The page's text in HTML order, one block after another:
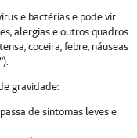
e bactérias e pode vir
alergias e outros quadros
coceira, febre, náuseas
gravidade:
de sintomas leves e